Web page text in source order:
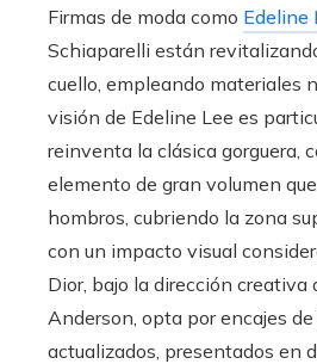
Firmas de moda como Edeline
Schiaparelli están
cuello, empleando materiales
visión de Edeline Lee es
reinventa la clásica gorguera,
elemento de gran volumen
hombros, cubriendo la zona
con un impacto visual
Dior, bajo la dirección creativa
Anderson, opta por encajes
actualizados, presentados en